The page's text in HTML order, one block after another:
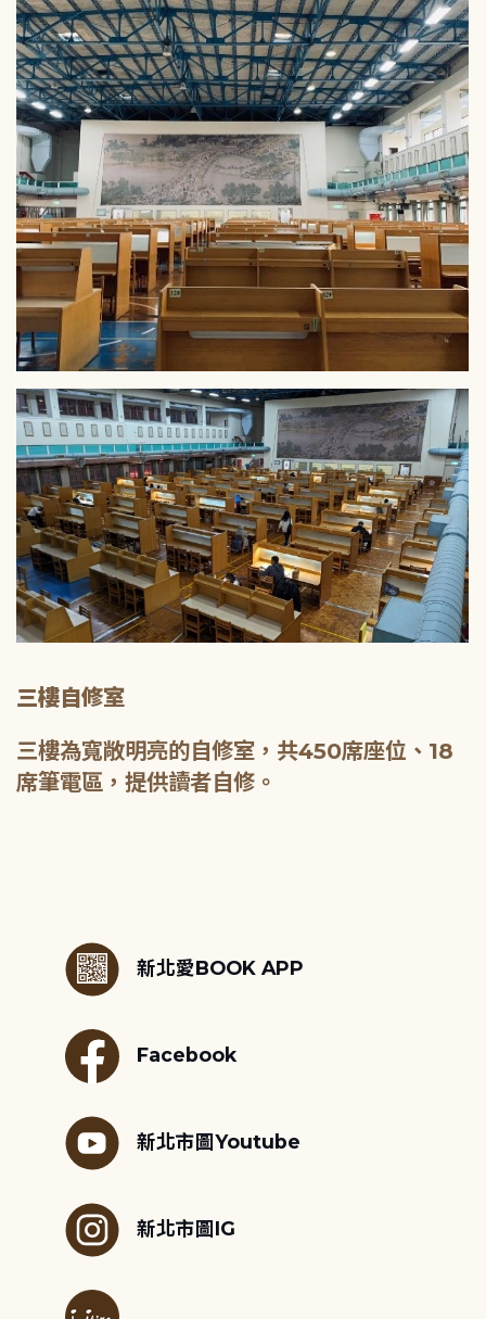
三樓自修室
三樓為寬敞明亮的自修室，共450席座位、18
席筆電區，提供讀者自修。
新北愛BOOK APP
Facebook
新北市圖Youtube
新北市圖IG